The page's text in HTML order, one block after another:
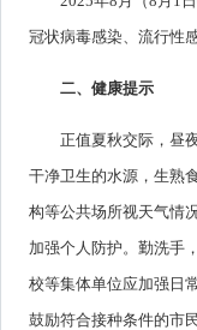
冠状病毒感染、流行性
二、健康提示
正值夏秋交际，昼
干净卫生的水源，生熟
构等公共场所视天气情
加强个人防护。勤洗手
校等集体单位应加强日
鼓励符合接种条件的市